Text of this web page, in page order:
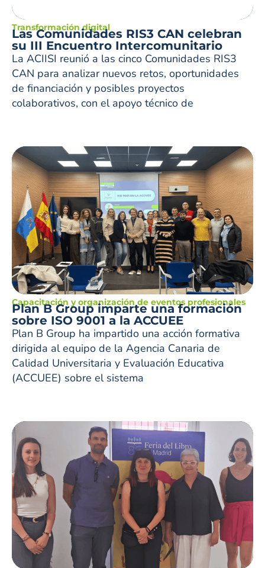
Transformación digital
Las Comunidades RIS3 CAN celebran
su III Encuentro Intercomunitario
La ACIISI reunió a las cinco Comunidades RIS3
CAN para analizar nuevos retos, oportunidades
de financiación y posibles proyectos
colaborativos, con el apoyo técnico de
Capacitación y organización de eventos profesionales
Plan B Group imparte una formación
sobre ISO 9001 a la ACCUEE
Plan B Group ha impartido una acción formativa
dirigida al equipo de la Agencia Canaria de
Calidad Universitaria y Evaluación Educativa
(ACCUEE) sobre el sistema